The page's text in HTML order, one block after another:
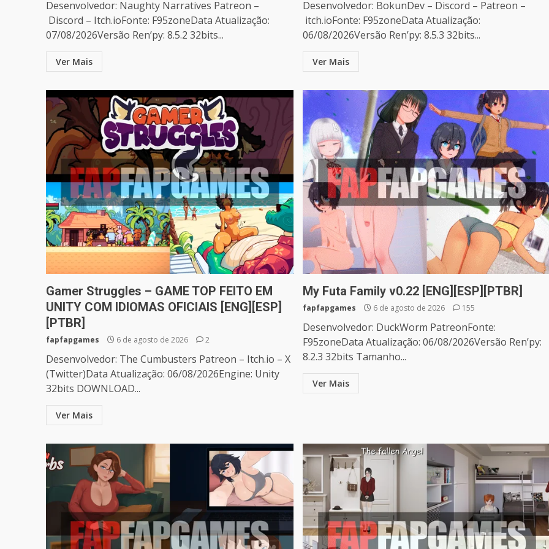
Desenvolvedor: Naughty Narratives Patreon –
Discord – Itch.ioFonte: F95zoneData Atualização:
07/08/2026Versão Ren’py: 8.5.2 32bits...
Ver Mais
Desenvolvedor: BokunDev – Discord – Patreon –
itch.ioFonte: F95zoneData Atualização:
06/08/2026Versão Ren’py: 8.5.3 32bits...
Ver Mais
Gamer Struggles – GAME TOP FEITO EM
UNITY COM IDIOMAS OFICIAIS [ENG][ESP]
[PTBR]
fapfapgames 6 de agosto de 2026 2
Desenvolvedor: The Cumbusters Patreon – Itch.io – X
(Twitter)Data Atualização: 06/08/2026Engine: Unity
32bits DOWNLOAD...
Ver Mais
My Futa Family v0.22 [ENG][ESP][PTBR]
fapfapgames 6 de agosto de 2026 155
Desenvolvedor: DuckWorm PatreonFonte:
F95zoneData Atualização: 06/08/2026Versão Ren’py:
8.2.3 32bits Tamanho...
Ver Mais